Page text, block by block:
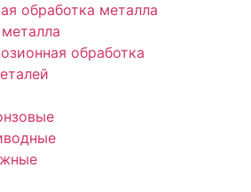
обработка металла
обработка